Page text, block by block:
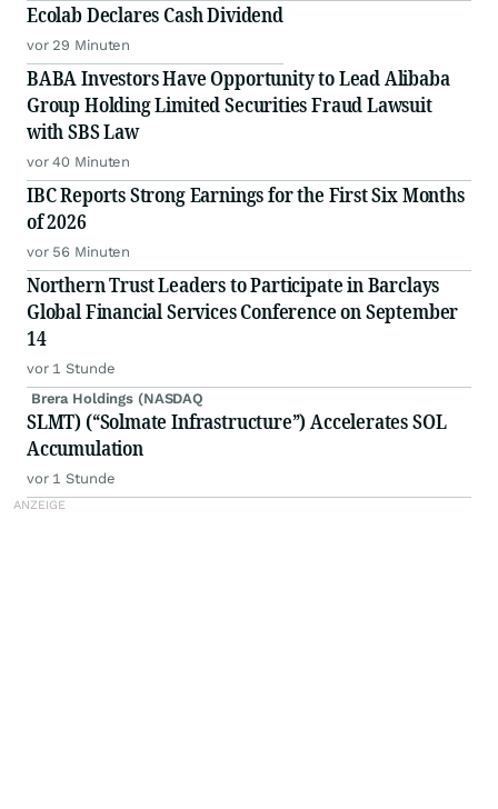
Ecolab Declares Cash Dividend
vor 29 Minuten
BABA Investors Have Opportunity to Lead Alibaba
Group Holding Limited Securities Fraud Lawsuit
with SBS Law
vor 40 Minuten
IBC Reports Strong Earnings for the First Six Months
of 2026
vor 56 Minuten
Northern Trust Leaders to Participate in Barclays
Global Financial Services Conference on September
14
vor 1 Stunde
Brera Holdings (NASDAQ
SLMT) (“Solmate Infrastructure”) Accelerates SOL
Accumulation
vor 1 Stunde